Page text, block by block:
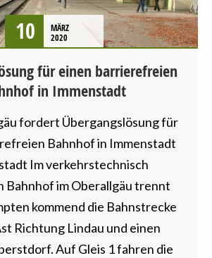
10
MÄRZ
2020
für einen barrierefreien
in Immenstadt
fordert Übergangslösung für
Bahnhof in Immenstadt
Im verkehrstechnisch
Bahnhof im Oberallgäu trennt
kommend die Bahnstrecke
Richtung Lindau und einen
Auf Gleis 1 fahren die